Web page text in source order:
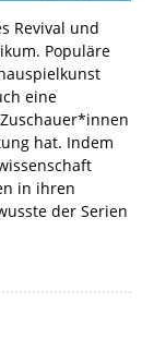
Revival und
Populäre
eine
hat. Indem
in ihren
der Serien